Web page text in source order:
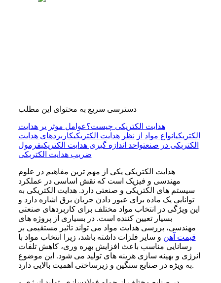
دسترسی سریع به محتوای این مطلب
هدایت الکتریکی چیست؟عوامل موثر بر هدایت
الکتریکیانواع مواد از نظر هدایت الکتریکیکاربردهای هدایت
الکتریکی در صنعتواحد اندازه گیری هدایت الکتریکیفرمول
ضریب هدایت الکتریکی
هدایت الکتریکی یکی از مهم ترین مفاهیم در علوم
مهندسی و فیزیک است که نقش اساسی در عملکرد
سیستم های الکتریکی و صنعتی دارد. هدایت الکتریکی به
توانایی یک ماده برای عبور دادن جریان برق اشاره دارد و
این ویژگی در انتخاب مواد مختلف برای کاربردهای صنعتی
بسیار تعیین کننده است. در بسیاری از پروژه های
مهندسی، بررسی هدایت مواد می تواند تاثیر مستقیمی بر
قیمت آهن و سایر فلزات داشته باشد، زیرا انتخاب مواد با
رسانایی مناسب باعث افزایش بهره وری، کاهش تلفات
انرژی و بهینه سازی هزینه های تولید می شود. این موضوع
به ویژه در صنایع سنگین و زیرساختی اهمیت بالایی دارد.